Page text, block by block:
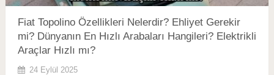
Fiat Topolino Özellikleri Nelerdir? Ehliyet Gerekir
mi? Dünyanın En Hızlı Arabaları Hangileri? Elektrikli
Araçlar Hızlı mı?
24 Eylül 2025